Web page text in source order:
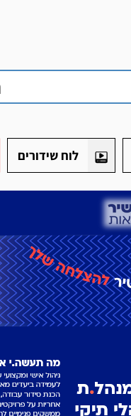
לוח שידורים